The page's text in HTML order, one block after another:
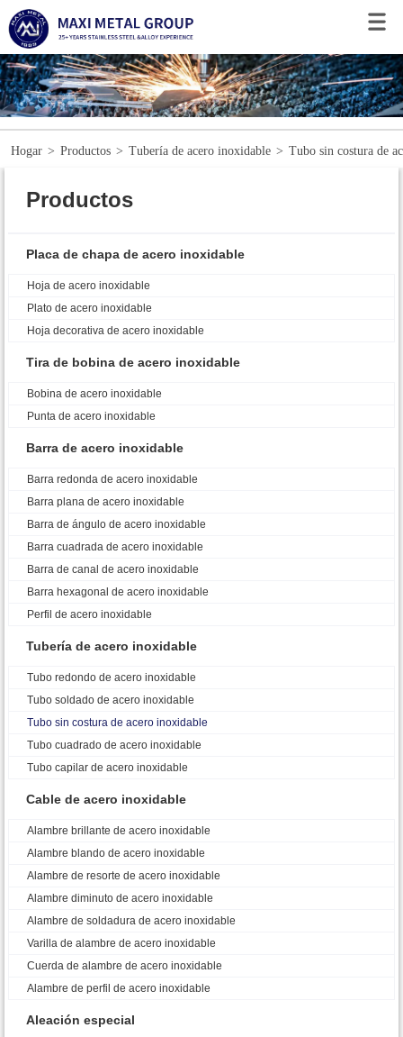
Hogar > Productos > Tubería de acero inoxidable > Tubo sin costura de
Productos
Placa de chapa de acero inoxidable
Hoja de acero inoxidable
Plato de acero inoxidable
Hoja decorativa de acero inoxidable
Tira de bobina de acero inoxidable
Bobina de acero inoxidable
Punta de acero inoxidable
Barra de acero inoxidable
Barra redonda de acero inoxidable
Barra plana de acero inoxidable
Barra de ángulo de acero inoxidable
Barra cuadrada de acero inoxidable
Barra de canal de acero inoxidable
Barra hexagonal de acero inoxidable
Perfil de acero inoxidable
Tubería de acero inoxidable
Tubo redondo de acero inoxidable
Tubo soldado de acero inoxidable
Tubo sin costura de acero inoxidable
Tubo cuadrado de acero inoxidable
Tubo capilar de acero inoxidable
Cable de acero inoxidable
Alambre brillante de acero inoxidable
Alambre blando de acero inoxidable
Alambre de resorte de acero inoxidable
Alambre diminuto de acero inoxidable
Alambre de soldadura de acero inoxidable
Varilla de alambre de acero inoxidable
Cuerda de alambre de acero inoxidable
Alambre de perfil de acero inoxidable
Aleación especial